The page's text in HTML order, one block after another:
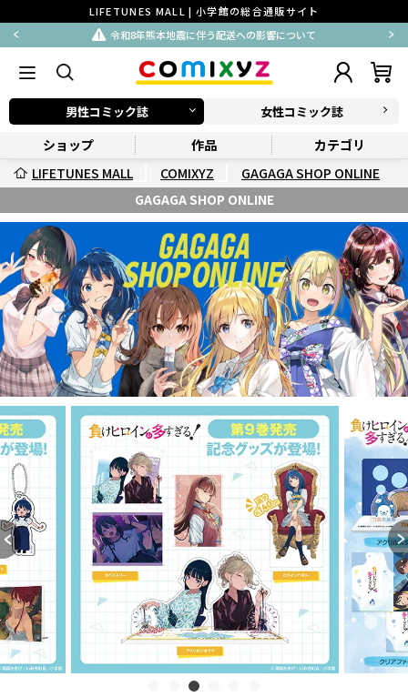
LIFETUNES MALL | 小学館の総合通販サイト
令和8年熊本地震に伴う配送への影響について
男性コミック誌 女性コミック誌
ショップ 作品
カテゴリ
LIFETUNES MALL
COMIXYZ
GAGAGA SHOP ONLINE
GAGAGA SHOP ONLINE